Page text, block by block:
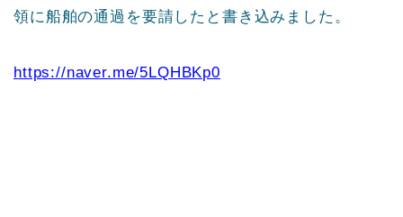
領に船舶の通過を要請したと書き込みました。
https://naver.me/5LQHBKp0